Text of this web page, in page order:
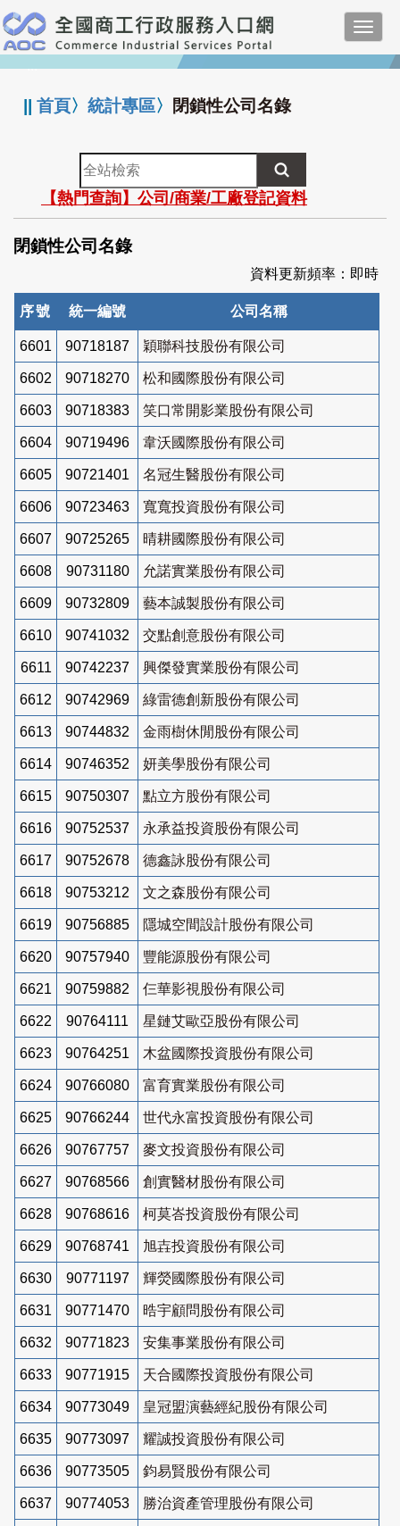
跳
到
主
要
:::
||首頁〉統計專區〉 閉鎖性公司名錄
全
站
檢
索
【熱門查詢】公司/商業/工廠登記資料
閉鎖性公司名錄
資料更新頻率：即時
序號 統一編號 公司名稱
6601 90718187 穎聯科技股份有限公司
6602 90718270 松和國際股份有限公司
6603 90718383 笑口常開影業股份有限公司
6604 90719496 韋沃國際股份有限公司
6605 90721401 名冠生醫股份有限公司
6606 90723463 寬寬投資股份有限公司
6607 90725265 晴耕國際股份有限公司
6608 90731180 允諾實業股份有限公司
6609 90732809 藝本誠製股份有限公司
6610 90741032 交點創意股份有限公司
6611 90742237 興傑發實業股份有限公司
6612 90742969 綠雷德創新股份有限公司
6613 90744832 金雨樹休閒股份有限公司
6614 90746352 妍美學股份有限公司
6615 90750307 點立方股份有限公司
6616 90752537 永承益投資股份有限公司
6617 90752678 德鑫詠股份有限公司
6618 90753212 文之森股份有限公司
6619 90756885 隱城空間設計股份有限公司
6620 90757940 豐能源股份有限公司
6621 90759882 仨華影視股份有限公司
6622 90764111 星鏈艾歐亞股份有限公司
6623 90764251 木盆國際投資股份有限公司
6624 90766080 富育實業股份有限公司
6625 90766244 世代永富投資股份有限公司
6626 90767757 麥文投資股份有限公司
6627 90768566 創實醫材股份有限公司
6628 90768616 柯莫峇投資股份有限公司
6629 90768741 旭壵投資股份有限公司
6630 90771197 輝熒國際股份有限公司
6631 90771470 晧宇顧問股份有限公司
6632 90771823 安集事業股份有限公司
6633 90771915 天合國際投資股份有限公司
6634 90773049 皇冠盟演藝經紀股份有限公司
6635 90773097 耀誠投資股份有限公司
6636 90773505 鈞易賢股份有限公司
6637 90774053 勝治資產管理股份有限公司